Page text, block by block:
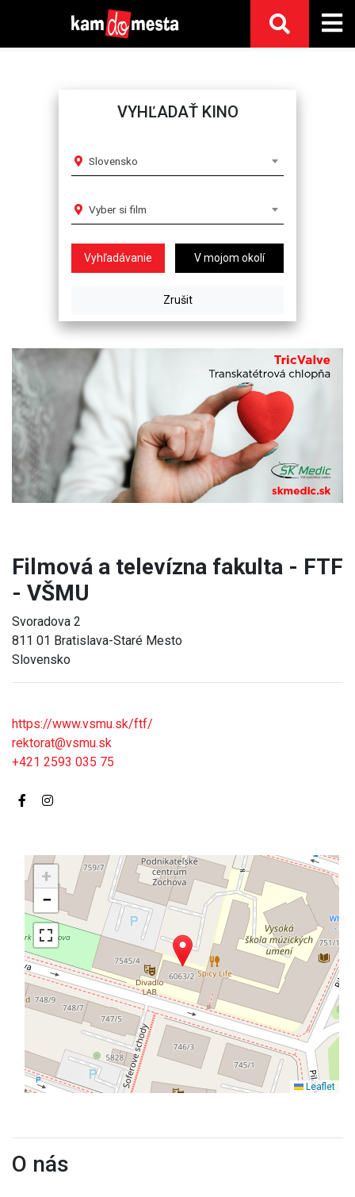
VYHĽADAŤ KINO
Slovensko
Vyber si film
V mojom okolí
Previous
Filmová a televízna fakulta - FTF
- VŠMU
Svoradova 2
811 01 Bratislava-Staré Mesto
Slovensko
https://www.vsmu.sk/ftf/
rektorat@vsmu.sk
+421 2593 035 75
+
−
Leaflet
O nás